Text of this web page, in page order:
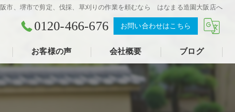
市、堺市で剪定、伐採、草刈りの作業を頼むなら はなまる造園大阪店へ
0120-466-676 お問い合わせはこちら
お客様の声 会社概要 ブログ